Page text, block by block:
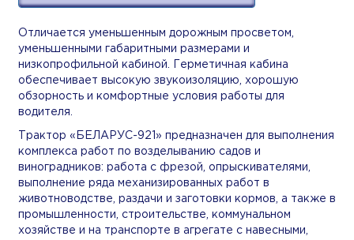
Отличается уменьшенным дорожным просветом,
уменьшенными габаритными размерами и
низкопрофильной кабиной. Герметичная кабина
обеспечивает высокую звукоизоляцию, хорошую
обзорность и комфортные условия работы для
водителя.
Трактор «БЕЛАРУС-921» предназначен для выполнения
комплекса работ по возделыванию садов и
виноградников: работа с фрезой, опрыскивателями,
выполнение ряда механизированных работ в
животноводстве, раздачи и заготовки кормов, а также в
промышленности, строительстве, коммунальном
хозяйстве и на транспорте в агрегате с навесными,